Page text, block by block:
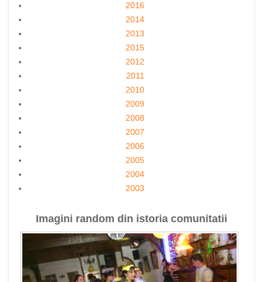
2016
2014
2013
2015
2012
2011
2010
2009
2008
2007
2006
2005
2004
2003
Imagini random din istoria comunitatii